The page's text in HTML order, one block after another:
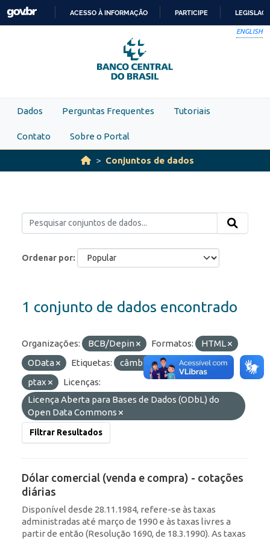
Skip to main content
PARA
O
CONTEÚDO
ACESSO À INFORMAÇÃO PARTICIPE
ENGLISH
Dados Perguntas Frequentes Tutoriais
Contato Sobre o Portal
Conjuntos de dados
Ordenar por
1 conjunto de dados encontrado
Organizações: BCB/Depin Formatos:
HTML
OData
Etiquetas: câmbio
diárias
ptax
Licenças:
Licença Aberta para Bases de Dados (ODbL) do
Open Data Commons
Filtrar Resultados
Dólar comercial (venda e compra) - cotações
diárias
Disponível desde 28.11.1984, refere-se às taxas
administradas até março de 1990 e às taxas livres a
partir de então (Resolução 1690, de 18.3.1990). As taxas